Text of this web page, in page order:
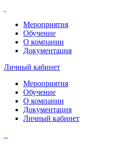
Мероприятия
Обучение
О компании
Документация
Личный кабинет
Мероприятия
Обучение
О компании
Документация
Личный кабинет